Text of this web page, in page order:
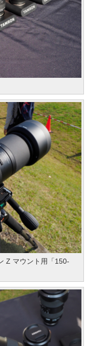
Z マウント用「150-